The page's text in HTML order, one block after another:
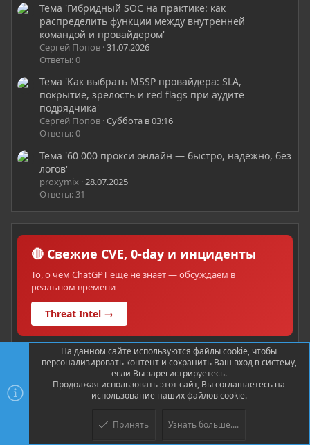
Тема 'Гибридный SOC на практике: как
распределить функции между внутренней
командой и провайдером'
Сергей Попов 31.07.2026
Ответы: 0
Тема 'Как выбрать MSSP провайдера: SLA,
покрытие, зрелость и red flags при аудите
подрядчика'
Сергей Попов Суббота в 03:16
Ответы: 0
Тема '60 000 прокси онлайн — быстро, надёжно, без
логов'
proxymix 28.07.2025
Ответы: 31
🔴 Свежие CVE, 0-day и инциденты
То, о чём ChatGPT ещё не знает — обсуждаем в
реальном времени
Threat Intel →
💼 Вакансии и заказы в ИБ
Pentest, SOC, DevSecOps, bug bounty — работа и проекты
от проверенных компаний
На данном сайте используются файлы cookie, чтобы
персонализировать контент и сохранить Ваш вход в систему,
если Вы зарегистрируетесь.
Продолжая использовать этот сайт, Вы соглашаетесь на
использование наших файлов cookie.
Принять Узнать больше....